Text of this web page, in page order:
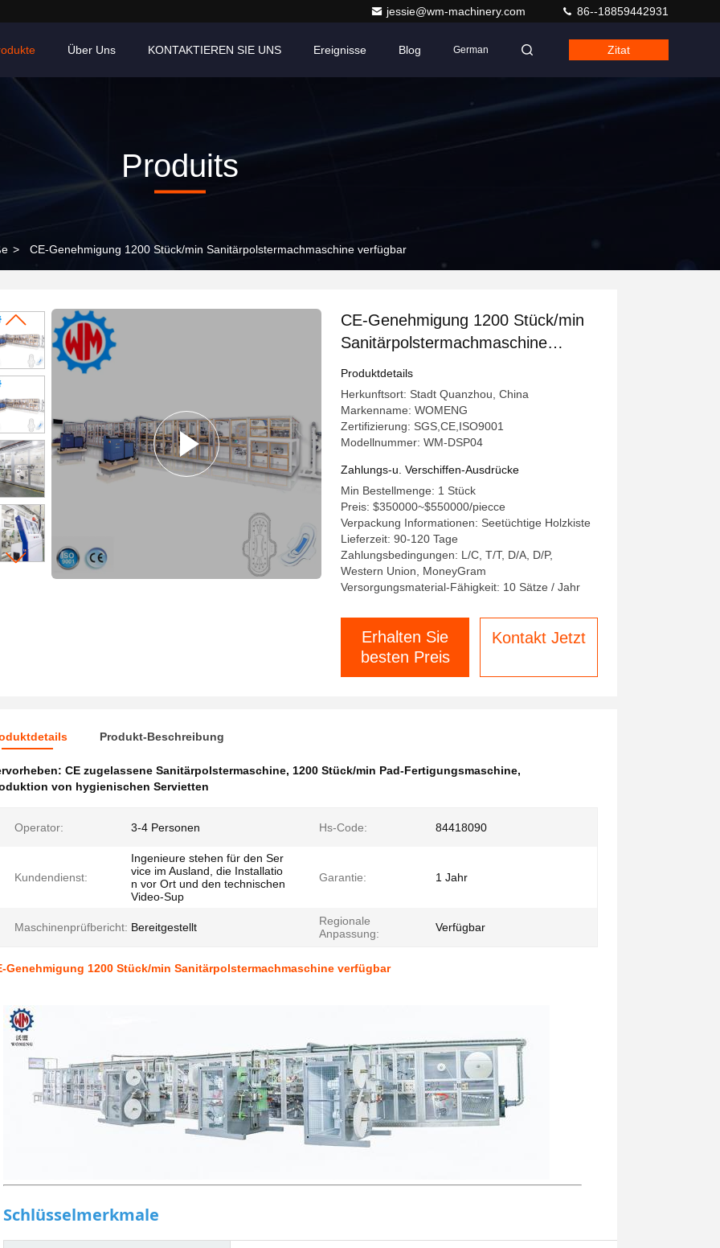
jessie@wm-machinery.com 86--18859442931
Über Uns KONTAKTIEREN SIE UNS Ereignisse Blog German Zitat
Produits
> CE-Genehmigung 1200 Stück/min Sanitärpolstermachmaschine verfügbar
CE-Genehmigung 1200 Stück/min
Sanitärpolstermachmaschine
verfügbar
Produktdetails
Herkunftsort: Stadt Quanzhou, China
Markenname: WOMENG
Zertifizierung: SGS,CE,ISO9001
Modellnummer: WM-DSP04
Zahlungs-u. Verschiffen-Ausdrücke
Min Bestellmenge: 1 Stück
Preis: $350000~$550000/piecce
Verpackung Informationen: Seetüchtige Holzkiste
Lieferzeit: 90-120 Tage
Zahlungsbedingungen: L/C, T/T, D/A, D/P,
Western Union, MoneyGram
Versorgungsmaterial-Fähigkeit: 10 Sätze / Jahr
Erhalten Sie
besten Preis
Kontakt Jetzt
Produkt-Beschreibung
CE zugelassene Sanitärpolstermaschine, 1200 Stück/min Pad-Fertigungsmaschine,
von hygienischen Servietten
Operator: 3-4 Personen Hs-Code: 84418090
Kundendienst:
Ingenieure stehen für den Ser
vice im Ausland, die Installatio
n vor Ort und den technischen
Video-Sup
Garantie: 1 Jahr
Maschinenprüfbericht: Bereitgestellt
Regionale
Anpassung:
Verfügbar
Genehmigung 1200 Stück/min Sanitärpolstermachmaschine verfügbar
Schlüsselmerkmale